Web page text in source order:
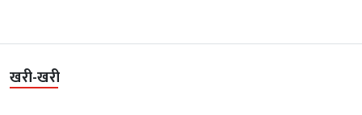
खरी-खरी